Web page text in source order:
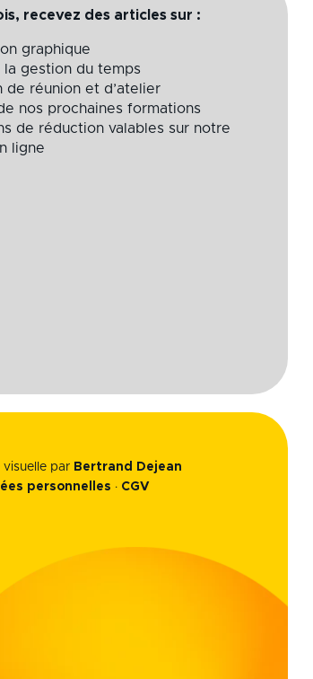
recevez des articles sur :
graphique
la gestion du temps
de réunion et d’atelier
nos prochaines formations
de réduction valables sur notre
ligne
visuelle par Bertrand Dejean
personnelles · CGV